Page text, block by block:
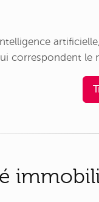
correspondent le